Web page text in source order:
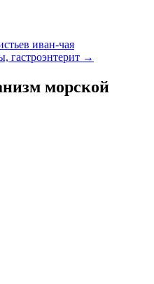
иван-чая
гастроэнтерит →
морской